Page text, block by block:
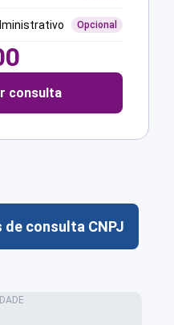
Opcional
consulta
consulta CNPJ